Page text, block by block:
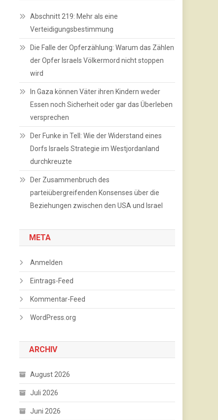
Abschnitt 219: Mehr als eine
Verteidigungsbestimmung
Die Falle der Opferzählung: Warum das Zählen
der Opfer Israels Völkermord nicht stoppen
wird
In Gaza können Väter ihren Kindern weder
Essen noch Sicherheit oder gar das Überleben
versprechen
Der Funke in Tell: Wie der Widerstand eines
Dorfs Israels Strategie im Westjordanland
durchkreuzte
Der Zusammenbruch des
parteiübergreifenden Konsenses über die
Beziehungen zwischen den USA und Israel
META
Anmelden
Eintrags-Feed
Kommentar-Feed
WordPress.org
ARCHIV
August 2026
Juli 2026
Juni 2026